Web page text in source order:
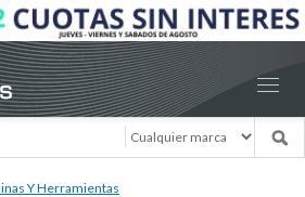
Y Herramientas